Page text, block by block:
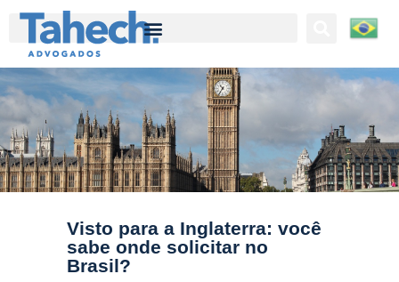
Visto para a Inglaterra: você
sabe onde solicitar no
Brasil?